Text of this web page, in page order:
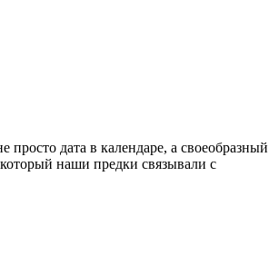
просто дата в календаре, а своеобразный
наши предки связывали с